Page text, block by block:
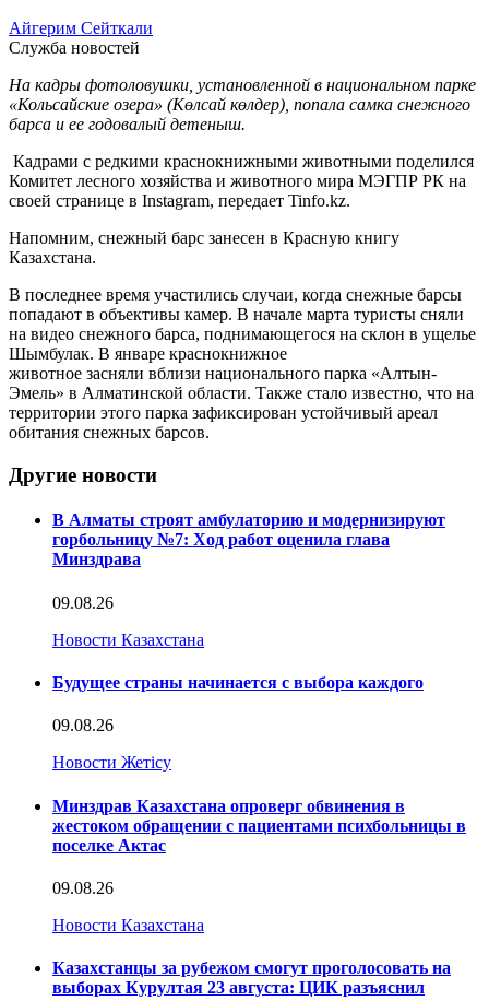
Айгерим Сейткали
Служба новостей
На кадры фотоловушки, установленной в национальном парке
«Кольсайские озера» (Көлсай көлдер), попала самка снежного
барса и ее годовалый детеныш.
Кадрами с редкими краснокнижными животными поделился
Комитет лесного хозяйства и животного мира МЭГПР РК на
своей странице в Instagram, передает Tinfo.kz.
Напомним, снежный барс занесен в Красную книгу
Казахстана.
В последнее время участились случаи, когда снежные барсы
попадают в объективы камер. В начале марта туристы сняли
на видео снежного барса, поднимающегося на склон в ущелье
Шымбулак. В январе краснокнижное
животное засняли вблизи национального парка «Алтын-
Эмель» в Алматинской области. Также стало известно, что на
территории этого парка зафиксирован устойчивый ареал
обитания снежных барсов.
Другие новости
В Алматы строят амбулаторию и модернизируют
горбольницу №7: Ход работ оценила глава
Минздрава
09.08.26
Новости Казахстана
Будущее страны начинается с выбора каждого
09.08.26
Новости Жетісу
Минздрав Казахстана опроверг обвинения в
жестоком обращении с пациентами психбольницы в
поселке Актас
09.08.26
Новости Казахстана
Казахстанцы за рубежом смогут проголосовать на
выборах Курултая 23 августа: ЦИК разъяснил